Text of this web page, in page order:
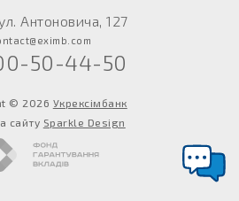
Антоновича, 127
50-44-50
© 2026 Укрексімбанк
сайту Sparkle Design